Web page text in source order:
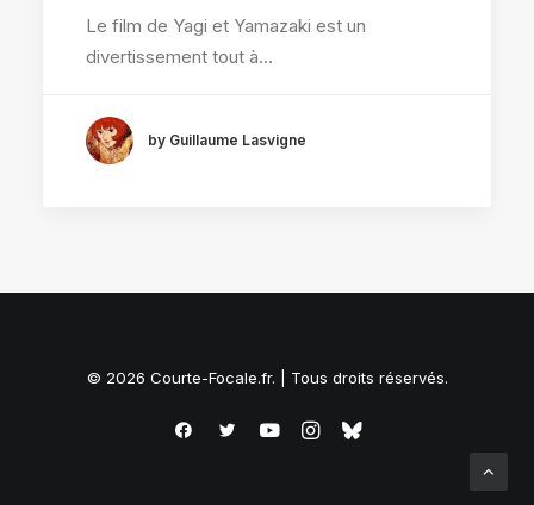
Le film de Yagi et Yamazaki est un
divertissement tout à…
by Guillaume Lasvigne
© 2026 Courte-Focale.fr. | Tous droits réservés.